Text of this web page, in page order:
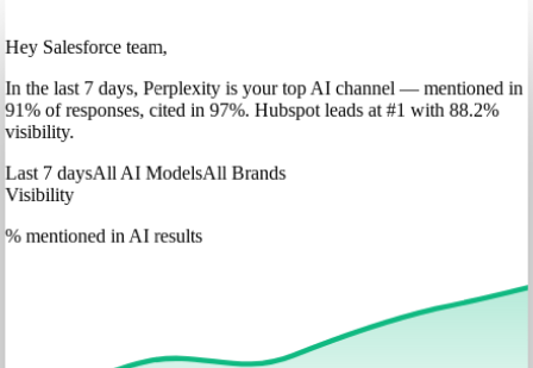
Hey Salesforce team,
Inthe last 7 days, Perplexityis your top AI channel — mentioned in
91% of responses, cited in 97%. Hubspotleads at #1 with 88.2%
visibility.
Last 7 daysAll AI ModelsAll Brands
Visibility
% mentioned in AI results